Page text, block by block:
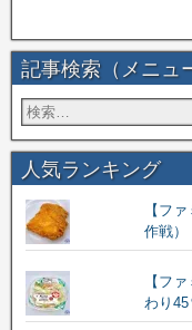
記事検索（メニュ
人気ランキング
【フ
作戦）
【フ
わり